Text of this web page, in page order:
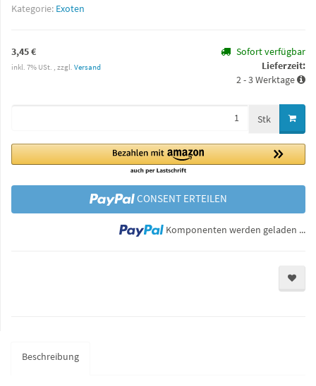
Kategorie: Exoten
3,45 €
inkl. 7% USt. , zzgl. Versand
Sofort verfügbar
Lieferzeit:
2 - 3 Werktage
Stk
CONSENT ERTEILEN
Komponenten werden geladen ...
Beschreibung